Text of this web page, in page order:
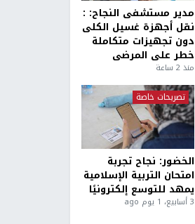
مدير مستشفى النجاح: :
نقل أجهزة غسيل الكلى
دون تجهيزات متكاملة
خطر على المرضى
منذ 2 ساعة
تصريحات خاصة
الخضور: نجاح تجربة
امتحان التربية الإسلامية
يمهد للتوسع إلكترونيًا
3 أسابيع، 1 يوم ago